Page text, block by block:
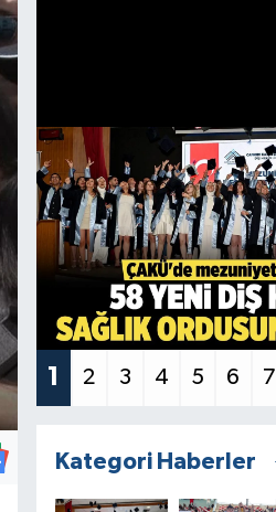
1 2 3 4 5 6 7
Kategori Haberler